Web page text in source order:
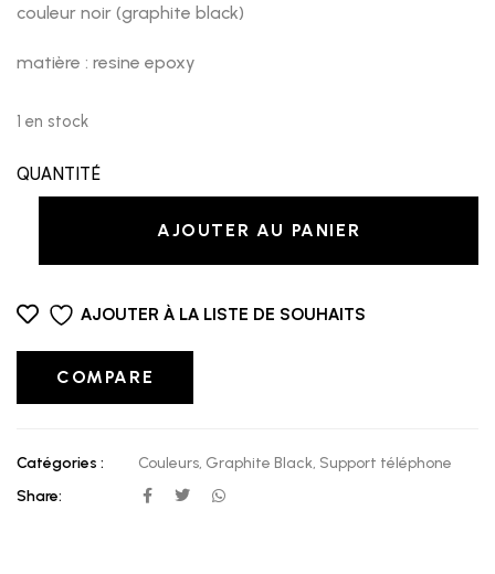
couleur noir (graphite black)
matière : resine epoxy
1 en stock
QUANTITÉ
AJOUTER AU PANIER
AJOUTER À LA LISTE DE SOUHAITS
COMPARE
Catégories : Couleurs, Graphite Black, Support téléphone
Share: